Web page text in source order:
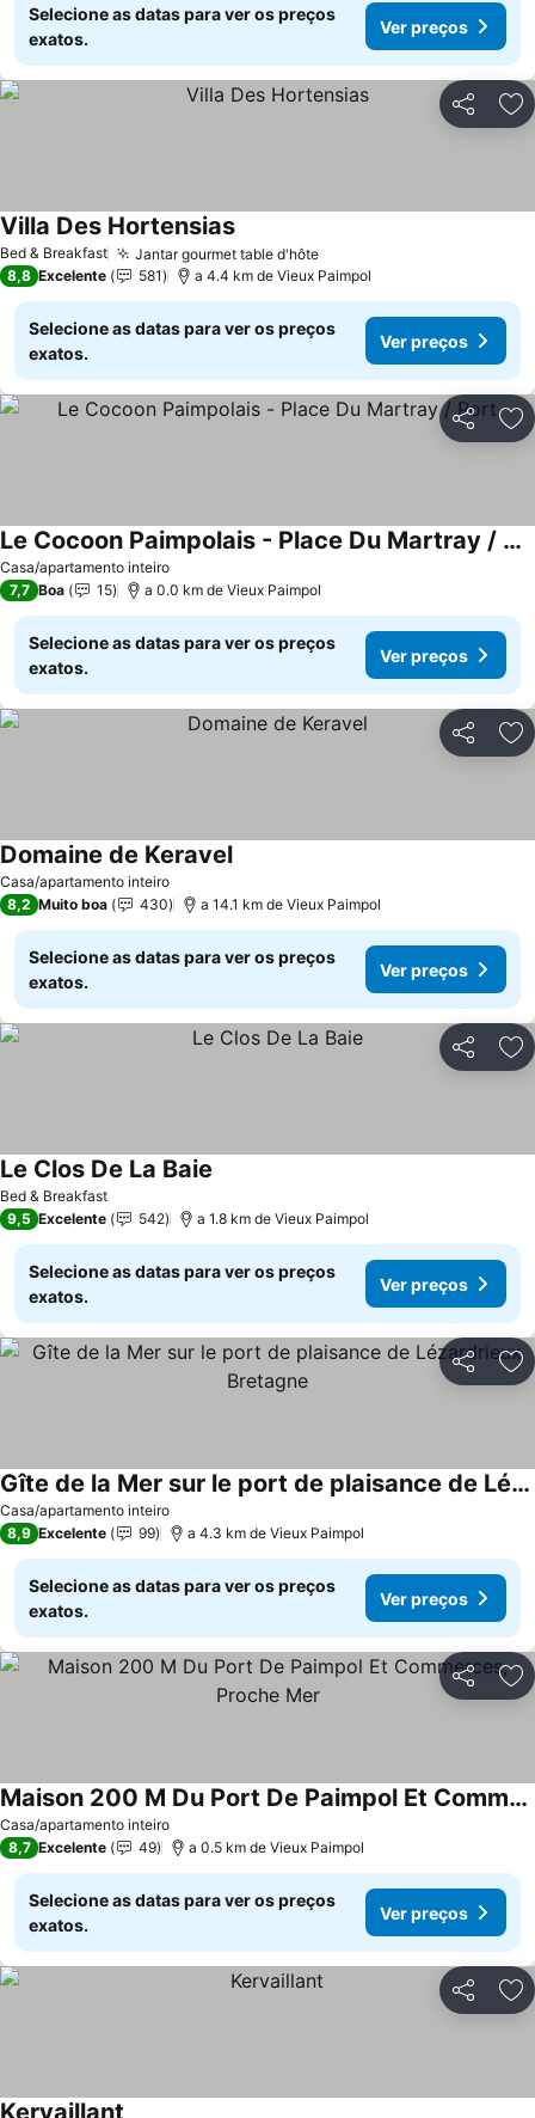
Selecione as datas para ver os preços
exatos.
Ver preços
Partilhar
Bed & Breakfast Jantar gourmet table d'hôte
Villa Des Hortensias
8,8 Excelente 581 a 4.4 km de Vieux Paimpol
Selecione as datas para ver os preços
exatos.
Ver preços
Partilhar
Casa/apartamento inteiro
Le Cocoon Paimpolais - Place Du Martray / Port
7,7 Boa 15 a 0.0 km de Vieux Paimpol
Selecione as datas para ver os preços
exatos.
Ver preços
Partilhar
Casa/apartamento inteiro
Domaine de Keravel
8,2 Muito boa 430 a 14.1 km de Vieux Paimpol
Selecione as datas para ver os preços
exatos.
Ver preços
Partilhar
Bed & Breakfast
Le Clos De La Baie
9,5 Excelente 542 a 1.8 km de Vieux Paimpol
Selecione as datas para ver os preços
exatos.
Ver preços
Partilhar
Casa/apartamento inteiro
Gîte de la Mer sur le port de plaisance de Lézardrieux Bretagne
8,9 Excelente 99 a 4.3 km de Vieux Paimpol
Selecione as datas para ver os preços
exatos.
Ver preços
Partilhar
Casa/apartamento inteiro
Maison 200 M Du Port De Paimpol Et Commerces, Proche Mer
8,7 Excelente 49 a 0.5 km de Vieux Paimpol
Selecione as datas para ver os preços
exatos.
Ver preços
Partilhar
Kervaillant